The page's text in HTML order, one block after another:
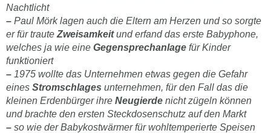
Nachtlicht
– Paul Mörk lagen auch die Eltern am Herzen und so sorgte
er für traute Zweisamkeitund erfand das erste Babyphone,
welches ja wie eine Gegensprechanlage für Kinder
funktioniert
– 1975 wollte das Unternehmen etwas gegen die Gefahr
eines Stromschlages unternehmen, für den Fall das die
kleinen Erdenbürger ihre Neugierde nicht zügeln können
und brachte den ersten Steckdosenschutz auf den Markt
– so wie der Babykostwärmer für wohltemperierte Speisen